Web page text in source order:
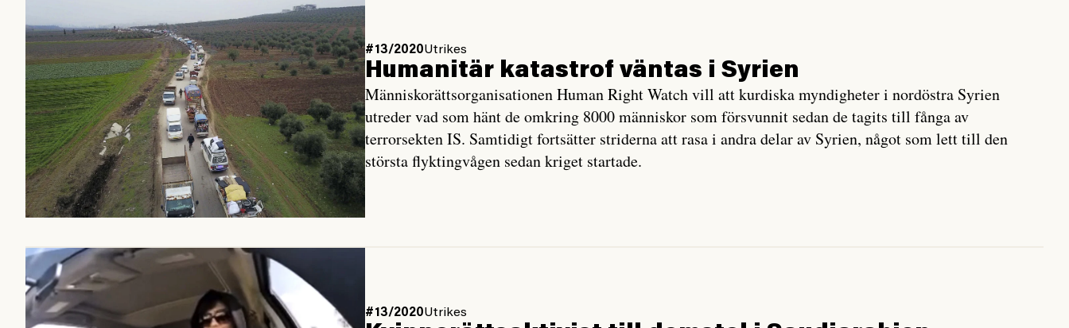
#13/2020Utrikes
Humanitär katastrof väntas i Syrien
Människorättsorganisationen Human Right Watch vill att kurdiska myndigheter i nordöstra Syrien
utreder vad som hänt de omkring 8000 människor som försvunnit sedan de tagits till fånga av
terrorsekten IS. Samtidigt fortsätter striderna att rasa i andra delar av Syrien, något som lett till den
största flyktingvågen sedan kriget startade.
#13/2020Utrikes